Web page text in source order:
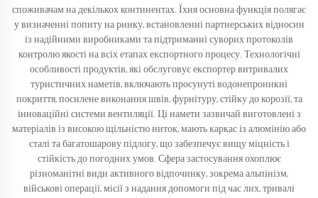
споживачам на декількох континентах. Їхня основна функція полягає
у визначенні попиту на ринку, встановленні партнерських відносин
із надійними виробниками та підтриманні суворих протоколів
контролю якості на всіх етапах експортного процесу. Технологічні
особливості продуктів, які обслуговує експортер витривалих
туристичних наметів, включають просунуті водонепроникні
покриття, посилене виконання швів, фурнітуру, стійку до корозії, та
інноваційні системи вентиляції. Ці намети зазвичай виготовлені з
матеріалів із високою щільністю ниток, мають каркас із алюмінію або
сталі та багатошарову підлогу, що забезпечує вищу міцність і
стійкість до погодних умов. Сфера застосування охоплює
різноманітні види активного відпочинку, зокрема альпінізм,
військові операції, місії з надання допомоги під час лих, тривалі